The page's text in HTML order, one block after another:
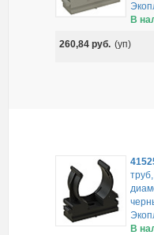
В
260,84 руб. (уп)
В